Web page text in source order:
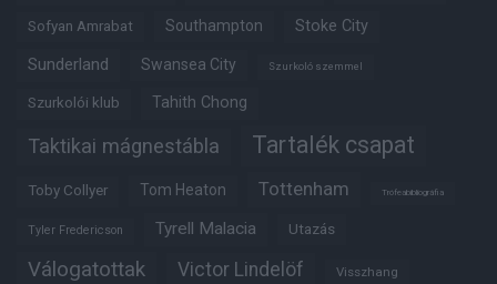
Sofyan Amrabat Southampton Stoke City
Sunderland Swansea City Szurkoló szemmel
Szurkolói klub Tahith Chong
Taktikai mágnestábla Tartalék csapat
Toby Collyer Tom Heaton Tottenham Trófeabibliográfia
Tyler Fredericson Tyrell Malacia Utazás
Válogatottak Victor Lindelöf Visszhang